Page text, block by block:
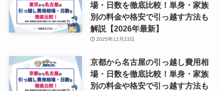
場・日数を徹底比較！単身・家族
別の料金や格安で引っ越す方法も
解説【2026年最新】
2025年12月23日
京都から名古屋の引っ越し費用相
場・日数を徹底比較！単身・家族
別の料金や格安で引っ越す方法も